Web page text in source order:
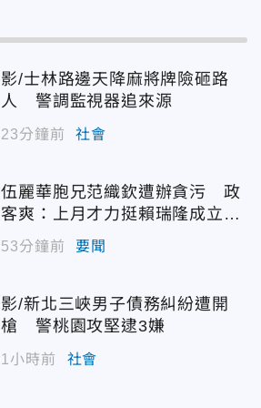
影/士林路邊天降麻將牌險砸路
人 警調監視器追來源
23分鐘前 社會
伍麗華胞兄范織欽遭辦貪污 政
客爽：上月才力挺賴瑞隆成立後
援會
53分鐘前 要聞
影/新北三峽男子債務糾紛遭開
槍 警桃園攻堅逮3嫌
1小時前 社會